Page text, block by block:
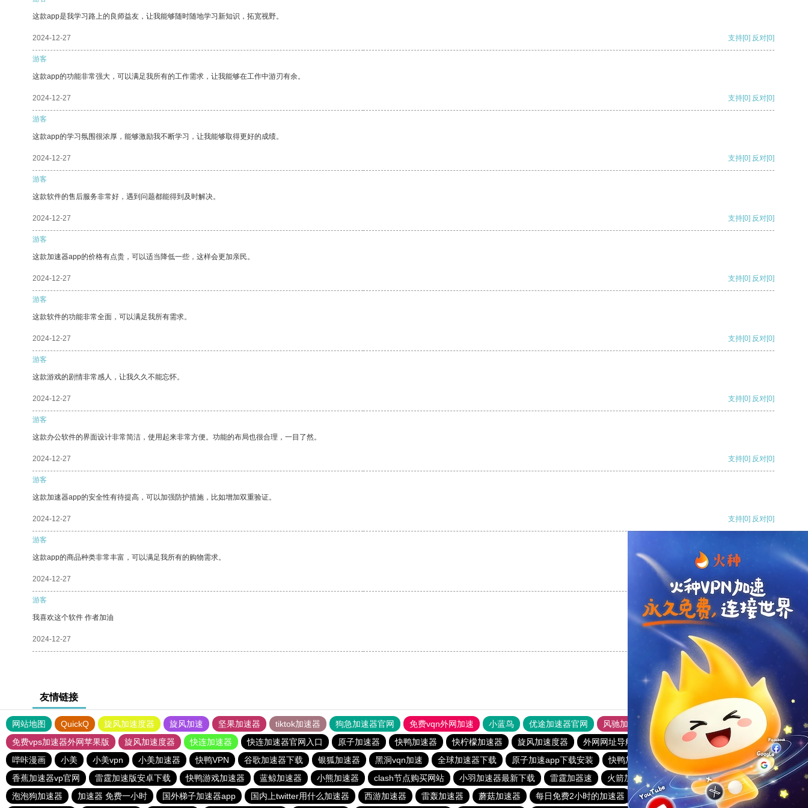
这款app是我学习路上的良师益友，让我能够随时随地学习新知识，拓宽视野。
2024-12-27 支持[0] 反对[0]
游客
这款app的功能非常强大，可以满足我所有的工作需求，让我能够在工作中游刃有余。
2024-12-27 支持[0] 反对[0]
游客
这款app的学习氛围很浓厚，能够激励我不断学习，让我能够取得更好的成绩。
2024-12-27 支持[0] 反对[0]
游客
这款软件的售后服务非常好，遇到问题都能得到及时解决。
2024-12-27 支持[0] 反对[0]
游客
这款加速器app的价格有点贵，可以适当降低一些，这样会更加亲民。
2024-12-27 支持[0] 反对[0]
游客
这款软件的功能非常全面，可以满足我所有需求。
2024-12-27 支持[0] 反对[0]
游客
这款游戏的剧情非常感人，让我久久不能忘怀。
2024-12-27 支持[0] 反对[0]
游客
这款办公软件的界面设计非常简洁，使用起来非常方便。功能的布局也很合理，一目了然。
2024-12-27 支持[0] 反对[0]
游客
这款加速器app的安全性有待提高，可以加强防护措施，比如增加双重验证。
2024-12-27 支持[0] 反对[0]
游客
这款app的商品种类非常丰富，可以满足我所有的购物需求。
2024-12-27 支持 反对
游客
我喜欢这个软件 作者加油
2024-12-27 [0]
友情链接
网站地图 QuickQ 旋风加速度器 旋风加速 坚果加速器 tiktok加速器 狗急加速器官网 免费vqn外网加速 小蓝鸟 优途加速器官网 风驰加速器
旋风加速器
免费vps加速器外网苹果版
旋风加速度器 快连加速器 快连加速器官网入口 原子加速器 快鸭加速器 快柠檬加速器 旋风加速度器 外网网址导航 软件中心 雷霆加速
狂飙加速器
哔咔漫画
小美 小美vpn 小美加速器 快鸭VPN 谷歌加速器下载 银狐加速器 黑洞vqn加速 全球加速器下载 原子加速app下载安装 快鸭加速器官网下载安卓
速帆加速器
香蕉加速器vp官网
雷霆加速版安卓下载 快鸭游戏加速器 蓝鲸加速器 小熊加速器 clash节点购买网站 小羽加速器最新下载 雷霆加器速 火箭加速器 安易加速器
快鸭加速器
泡泡狗加速器
加速器 免费一小时 国外梯子加速器app 国内上twitter用什么加速器 西游加速器 雷轰加速器 蘑菇加速器 每日免费2小时的加速器 免费梯子加速器app七天